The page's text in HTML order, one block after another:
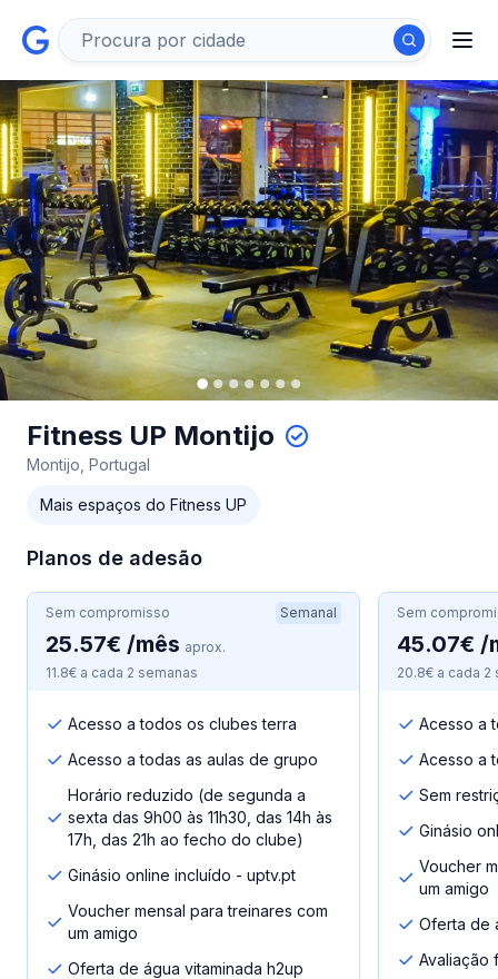
Fitness UP Montijo
Montijo, Portugal
Mais espaços do Fitness UP
Planos de adesão
Sem compromisso Semanal
25.57€ /mês aprox.
11.8€ a cada 2 semanas
Acesso a todos os clubes terra
Acesso a todas as aulas de grupo
Horário reduzido (de segunda a
sexta das 9h00 às 11h30, das 14h às
17h, das 21h ao fecho do clube)
Ginásio online incluído - uptv.pt
Voucher mensal para treinares com
um amigo
Oferta de água vitaminada h2up
Sem
45.07€ /
20.8€ a cada 2
Acesso a
Acesso a
Sem
Ginásio
Voucher
um amigo
Oferta de
Avaliação